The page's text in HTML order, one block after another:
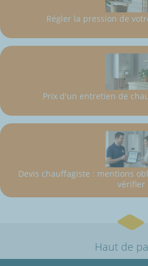
Régler la pression de
Prix d'un entretien de
Devis chauffagiste : mentions
vérifier
Haut de